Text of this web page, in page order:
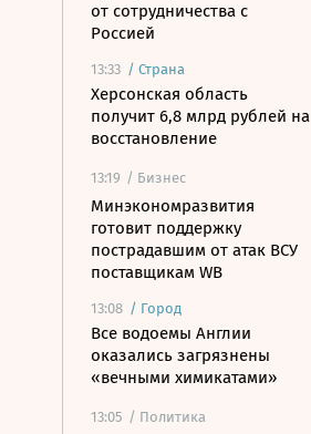
от сотрудничества с
Россией
13:33 / Страна
Херсонская область
получит 6,8 млрд рублей на
восстановление
13:19 / Бизнес
Минэкономразвития
готовит поддержку
пострадавшим от атак ВСУ
поставщикам WB
13:08 / Город
Все водоемы Англии
оказались загрязнены
«вечными химикатами»
13:05 / Политика